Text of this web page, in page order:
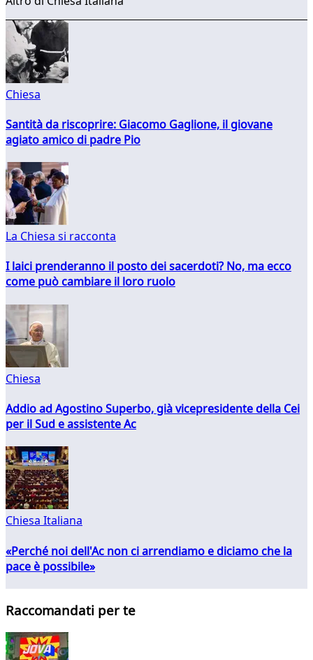
Chiesa
Santità da riscoprire: Giacomo Gaglione, il giovane
agiato amico di padre Pio
La Chiesa si racconta
I laici prenderanno il posto dei sacerdoti? No, ma ecco
come può cambiare il loro ruolo
Chiesa
Addio ad Agostino Superbo, già vicepresidente della Cei
per il Sud e assistente Ac
Chiesa Italiana
«Perché noi dell'Ac non ci arrendiamo e diciamo che la
pace è possibile»
Raccomandati per te